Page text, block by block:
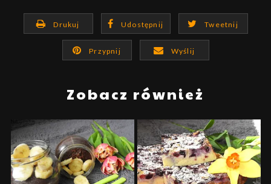
Drukuj Udostępnij Tweetnij
Przypnij Wyślij
Zobacz również